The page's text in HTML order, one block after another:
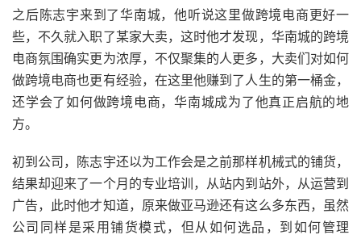
之后陈志宇来到了华南城，他听说这里做跨境电商更好一
些，不久就入职了某家大卖，这时他才发现，华南城的跨境
电商氛围确实更为浓厚，不仅聚集的人更多，大卖们对如何
做跨境电商也更有经验，在这里他赚到了人生的第一桶金，
还学会了如何做跨境电商，华南城成为了他真正启航的地
方。
初到公司，陈志宇还以为工作会是之前那样机械式的铺货，
结果却迎来了一个月的专业培训，从站内到站外，从运营到
广告，此时他才知道，原来做亚马逊还有这么多东西，虽然
公司同样是采用铺货模式，但从如何选品，到如何管理